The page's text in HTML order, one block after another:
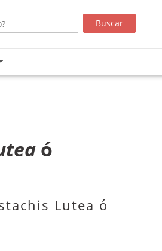
ó
Lutea ó